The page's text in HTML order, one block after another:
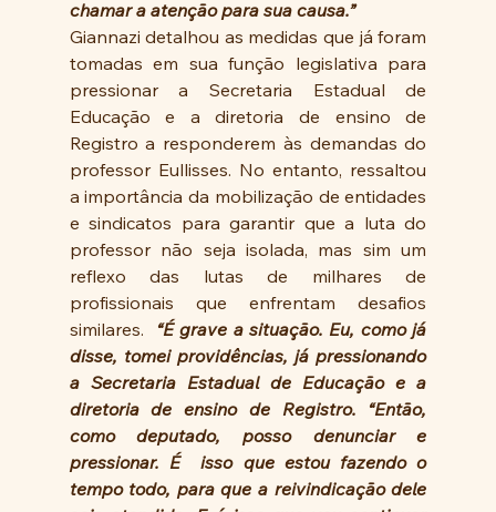
chamar a atenção para sua causa.”
Giannazi detalhou as medidas que já foram
tomadas em sua função legislativa para
pressionar a Secretaria Estadual de
Educação e a diretoria de ensino de
Registro a responderem às demandas do
professor Eullisses. No entanto, ressaltou
a importância da mobilização de entidades
e sindicatos para garantir que a luta do
professor não seja isolada, mas sim um
reflexo das lutas de milhares de
profissionais que enfrentam desafios
similares.
“É grave a situação. Eu, como já
disse, tomei providências, já pressionando
a Secretaria Estadual de Educação e a
diretoria de ensino de Registro. “Então,
como deputado, posso denunciar e
pressionar. É  isso que estou fazendo o
tempo todo, para que a reivindicação dele